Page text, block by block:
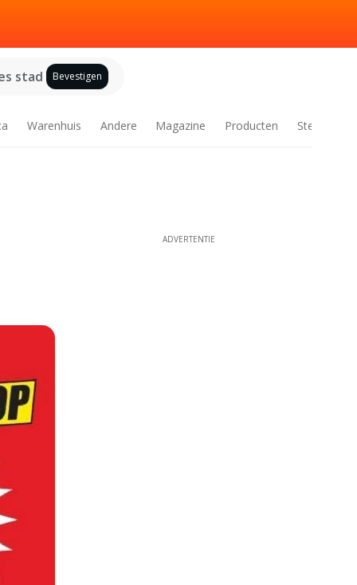
stad Bevestigen
Warenhuis Andere Magazine Producten Steden
ADVERTENTIE